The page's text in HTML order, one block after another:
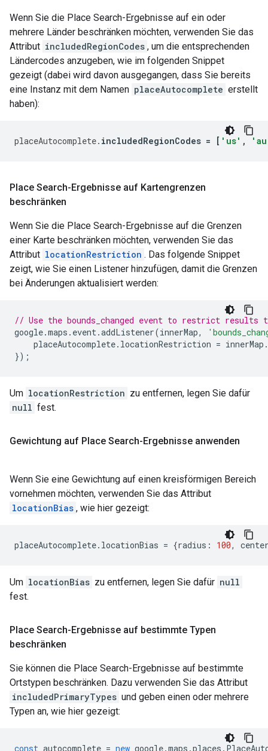
Wenn Sie die Place Search-Ergebnisse auf ein oder
mehrere Länder beschränken möchten, verwenden Sie das
Attribut includedRegionCodes , um die entsprechenden
Ländercodes anzugeben, wie im folgenden Snippet
gezeigt (dabei wird davon ausgegangen, dass Sie bereits
eine Instanz mit dem Namen placeAutocomplete erstellt
haben):
placeAutocomplete. includedRegionCodes = [ 'us' ,
Place Search-Ergebnisse auf Kartengrenzen
beschränken
Wenn Sie die Place Search-Ergebnisse auf die Grenzen
einer Karte beschränken möchten, verwenden Sie das
Attribut locationRestriction . Das folgende Snippet
zeigt, wie Sie einen Listener hinzufügen, damit die Grenzen
bei Änderungen aktualisiert werden:
// Use the bounds_changed event to restrict results
google.maps . event.addListener(innerMap,
placeAutocomplete. locationRestriction = innerMap .
});
Um locationRestriction zu entfernen, legen Sie dafür
null fest.
Gewichtung auf Place Search-Ergebnisse anwenden
Wenn Sie eine Gewichtung auf einen kreisförmigen Bereich
vornehmen möchten, verwenden Sie das Attribut
locationBias , wie hier gezeigt:
placeAutocomplete. locationBias = {radius : 100,
Um locationBias zu entfernen, legen Sie dafür null
fest.
Place Search-Ergebnisse auf bestimmte Typen
beschränken
Sie können die Place Search-Ergebnisse auf bestimmte
Ortstypen beschränken. Dazu verwenden Sie das Attribut
includedPrimaryTypes und geben einen oder mehrere
Typen an, wie hier gezeigt:
const autocomplete = new google.maps .places .